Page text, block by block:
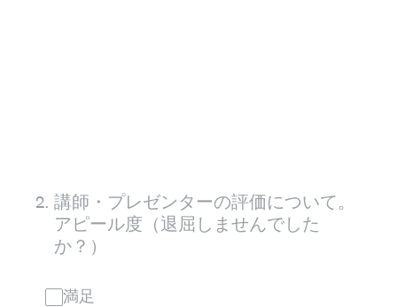
2. 講師・プレゼンターの評価について。
アピール度（退屈しませんでした
か？）
満足